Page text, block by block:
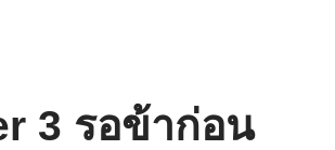
3 รอข้าก่อน